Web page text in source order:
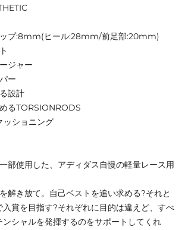
ップ:8mm(ヒール:28mm/前足部:20mm)
ジャー
ー
設計
るTORSIONRODS
ショニング
部使用した、アディダス自慢の軽量レース用
解き放て。自己ベストを追い求める?それと
入賞を目指す?それぞれに目的は違えど、すべ
シャルを発揮するのをサポートしてくれ